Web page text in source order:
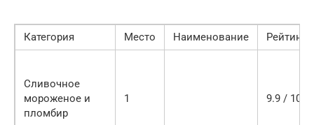
Категория Место Наименование Рейтинг
Сливочное
мороженое и
пломбир
1 9.9 / 10